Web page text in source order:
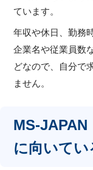
ています。
年収や休日、勤務
企業名や従業員数
どなので、自分で
ません。
MS-
に向いてい